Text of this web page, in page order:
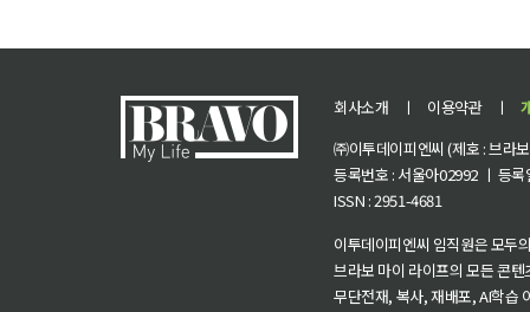
회사소개 ㅣ 이용약관 ㅣ
㈜이투데이피엔씨 (제호 : 브라
등록번호 : 서울아02992 ㅣ 등
ISSN : 2951-4681
이투데이피엔씨 임직원은 모두
브라보 마이 라이프의 모든 콘
무단전재, 복사, 재배포, AI학습